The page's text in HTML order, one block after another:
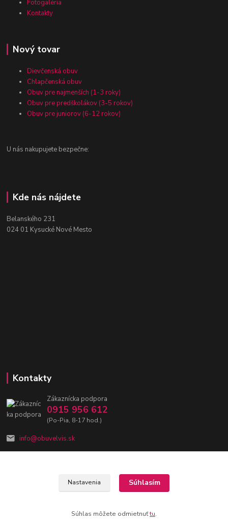
Fotogaléria
Kontakty
Nový tovar
Dievčenská obuv
Chlapčenská obuv
Obuv pre najmenších (1-3 roky)
Obuv pre predškolákov (3-5 rokov)
Obuv pre juniorov (6-12 rokov)
U nás nakupujete bezpečne:
Kde nás nájdete
Belanského 231
024 01 Kysucké Nové Mesto
Kontakty
Zákaznícka podpora
0915 956 612
(Po-Pia, 8-17 hod.)
info@obuvelvis.sk
ObuvElvis 2020 | Vytvorila Webovica.sk - tá píše. Weby!
Nastavenia Súhlasím
Súhlas môžete odmietnuťtu.